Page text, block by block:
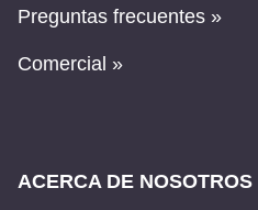
Preguntas frecuentes »
Comercial »
ACERCA DE NOSOTROS